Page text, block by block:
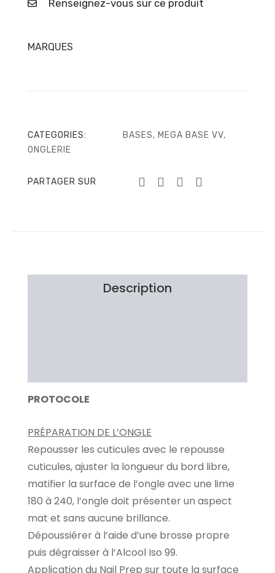
Renseignez-vous sur ce produit
MARQUES
CATEGORIES: BASES, MEGA BASE VV,
ONGLERIE
PARTAGER SUR
Description
PROTOCOLE
PRÉPARATION DE L’ONGLE
Repousser les cuticules avec le repousse
cuticules, ajuster la longueur du bord libre,
matifier la surface de l’ongle avec une lime
180 à 240, l’ongle doit présenter un aspect
mat et sans aucune brillance.
Dépoussiérer à l’aide d’une brosse propre
puis dégraisser à l’Alcool Iso 99.
Application du Nail Prep sur toute la surface